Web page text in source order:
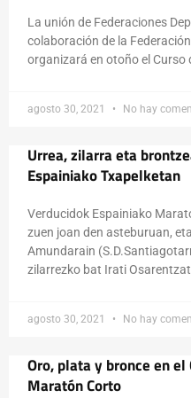
La unión de Federaciones
colaboración de la
organizará en otoño el Curso
agosto 30, 2021 No hay
Urrea, zilarra eta
Espainiako Txapelketan
Verducidok Espainiako
zuen joan den asteburuan,
Amundarain
zilarrezko bat Irati
agosto 30, 2021 No hay
Oro, plata y bronce en el
Maratón Corto